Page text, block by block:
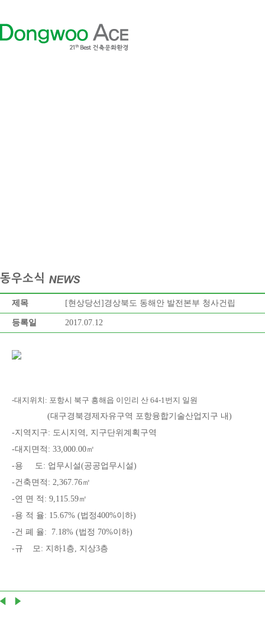
제목 [현상당선]경상북도 동해안 발전본부 청사건립
등록일 2017.07.12
-대지위치: 포항시 북구 흥해읍 이인리 산 64-1번지 일원
(대구경북경제자유구역 포항융합기술산업지구 내)
-지역지구: 도시지역, 지구단위계획구역
-대지면적: 33,000.00㎡
-용 도: 업무시설(공공업무시설)
-건축면적: 2,367.76㎡
-연 면 적: 9,115.59㎡
-용 적 율: 15.67% (법정400%이하)
-건 폐 율: 7.18% (법정 70%이하)
-규 모: 지하1층, 지상3층